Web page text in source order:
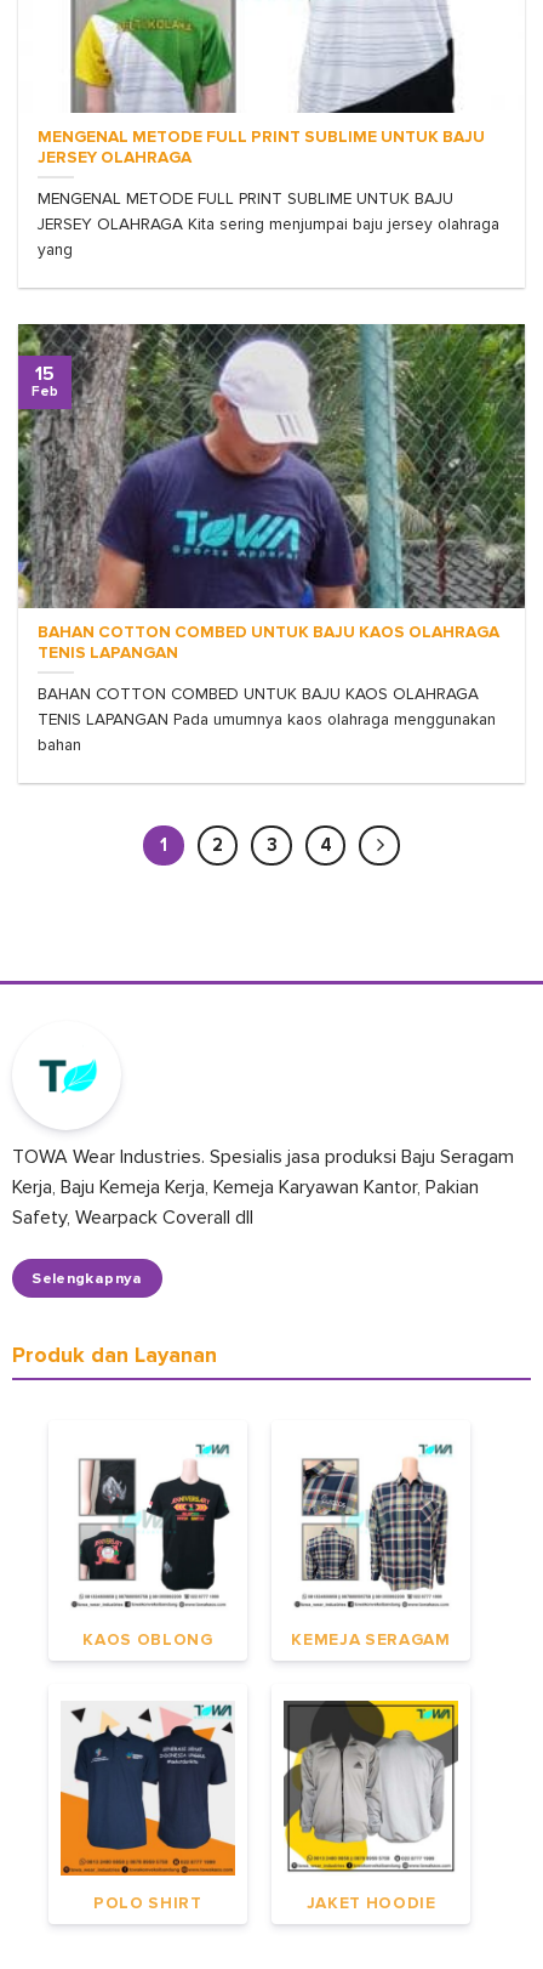
MENGENAL METODE FULL PRINT SUBLIME UNTUK BAJU
JERSEY OLAHRAGA
MENGENAL METODE FULL PRINT SUBLIME UNTUK BAJU
JERSEY OLAHRAGA Kita sering menjumpai baju jersey olahraga
yang
BAHAN COTTON COMBED UNTUK BAJU KAOS OLAHRAGA
TENIS LAPANGAN
BAHAN COTTON COMBED UNTUK BAJU KAOS OLAHRAGA
TENIS LAPANGAN Pada umumnya kaos olahraga menggunakan
bahan
15
Feb
1 2 3 4
TOWA Wear Industries. Spesialis jasa produksi Baju Seragam
Kerja, Baju Kemeja Kerja, Kemeja Karyawan Kantor, Pakian
Safety, Wearpack Coverall dll
Selengkapnya
Produk dan Layanan
KAOS OBLONG KEMEJA SERAGAM
POLO SHIRT JAKET HOODIE